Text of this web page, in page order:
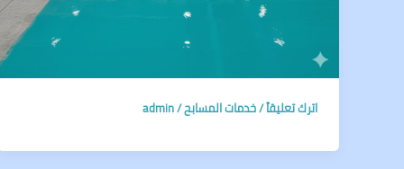
اترك تعليقاً/خدمات المسابح/
admin